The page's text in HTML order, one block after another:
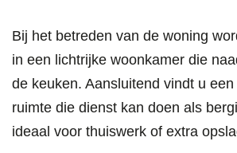
Bij het betreden van de woning
in een lichtrijke woonkamer die
de keuken. Aansluitend vindt u
ruimte die dienst kan doen als
ideaal voor thuiswerk of extra